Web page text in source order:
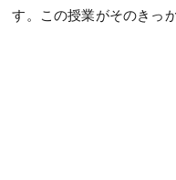
す。この授業がそのきっ